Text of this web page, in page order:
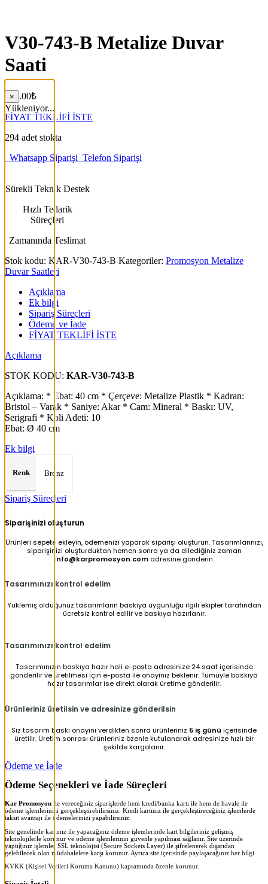
×
Yükleniyor...
V30-743-B Metalize Duvar
Saati
550.00₺
FİYAT TEKLİFİ İSTE
294 adet stokta
Whatsapp Siparişi Telefon Siparişi
Sürekli Teknik Destek
Hızlı Tedarik
Süreçleri
Zamanında Teslimat
Stok kodu: KAR-V30-743-B Kategoriler: Promosyon Metalize
Duvar Saatleri
Açıklama
Ek bilgi
Sipariş Süreçleri
Ödeme ve İade
FİYAT TEKLİFİ İSTE
Açıklama
STOK KODU: KAR-V30-743-B
Açıklama: * Ebat: 40 cm * Çerçeve: Metalize Plastik * Kadran:
Bristol – Varak * Saniye: Akar * Cam: Mineral * Baskı: UV,
Serigrafi * Koli Adeti: 10
Ebat: Ø 40 cm
Ek bilgi
Renk Bronz
Sipariş Süreçleri
Siparişinizi oluşturun
Ürünleri sepete ekleyin, ödemenizi yaparak siparişi oluşturun. Tasarımlarınızı,
siparişinizi oluşturduktan hemen sonra ya da dilediğiniz zaman
info@karpromosyon.comadresine gönderin.
Tasarımınızı kontrol edelim
Yüklemiş olduğunuz tasarımların baskıya uygunluğu ilgili ekipler tarafından
ücretsiz kontrol edilir ve baskıya hazırlanır.
Tasarımınızı kontrol edelim
Tasarımınızın baskıya hazır hali e-posta adresinize 24 saat içerisinde
gönderilir ve üretilmesi için e-posta ile onayınız beklenir. Tümüyle baskıya
hazır tasarımlar ise direkt olarak üretime gönderilir.
Ürünleriniz üretilsin ve adresinize gönderilsin
Siz tasarım baskı onayını verdikten sonra ürünleriniz 5 iş günü içerisinde
üretilir. Üretim sonrası ürünleriniz özenle kutulanarak adresinize hızlı bir
şekilde kargolanır.
Ödeme ve İade
Ödeme Seçenekleri ve İade Süreçleri
Kar Promosyon ile vereceğiniz siparişlerde hem kredi/banka kartı ile hem de havale ile
ödeme işlemlerinizi gerçekleştirebilirsiniz. Kredi kartınız ile gerçekleştireceğiniz işlemlerde
taksit avantajı ile ödemelerinizi yapabilirsiniz.
Site genelinde kartınız ile yapacağınız ödeme işlemlerinde kart bilgileriniz gelişmiş
teknolojilerle korunur ve ödeme işlemlerinin güvenle yapılması sağlanır. Site üzerinde
yaptığınız işlemler SSL teknolojisi (Secure Sockets Layer) ile şifrelenerek dışarıdan
gelebilecek olan müdahalelere karşı korunur. Ayrıca site içerisinde paylaşacağınız her bilgi
KVKK (Kişisel Verileri Koruma Kanunu) kapsamında özenle korunur.